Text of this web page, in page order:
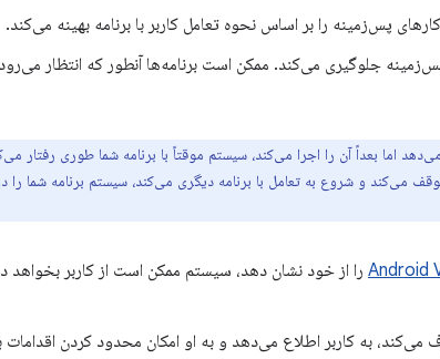
کارهای پس‌زمینه را بر اساس نحوه تعامل کاربر با برنامه بهینه می‌کند.
جلوگیری می‌کند. ممکن است برنامه‌ها آنطور که انتظار می‌رود
اما بعداً آن را اجرا می‌کند، سیستم موقتاً با برنامه شما طوری رفتار
می‌کند و شروع به تعامل با برنامه دیگری می‌کند، سیستم برنامه شما را
Android را از خود نشان دهد، سیستم ممکن است از کاربر
به کاربر اطلاع می‌دهد و به او امکان محدود کردن اقدامات